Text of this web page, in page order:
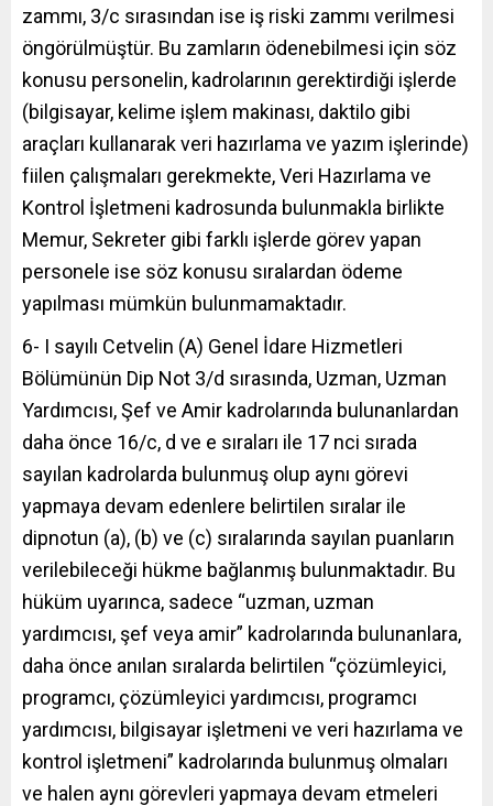
zammı, 3/c sırasından ise iş riski zammı verilmesi
öngörülmüştür. Bu zamların ödenebilmesi için söz
konusu personelin, kadrolarının gerektirdiği işlerde
(bilgisayar, kelime işlem makinası, daktilo gibi
araçları kullanarak veri hazırlama ve yazım işlerinde)
fiilen çalışmaları gerekmekte, Veri Hazırlama ve
Kontrol İşletmeni kadrosunda bulunmakla birlikte
Memur, Sekreter gibi farklı işlerde görev yapan
personele ise söz konusu sıralardan ödeme
yapılması mümkün bulunmamaktadır.
6- I sayılı Cetvelin (A) Genel İdare Hizmetleri
Bölümünün Dip Not 3/d sırasında, Uzman, Uzman
Yardımcısı, Şef ve Amir kadrolarında bulunanlardan
daha önce 16/c, d ve e sıraları ile 17 nci sırada
sayılan kadrolarda bulunmuş olup aynı görevi
yapmaya devam edenlere belirtilen sıralar ile
dipnotun (a), (b) ve (c) sıralarında sayılan puanların
verilebileceği hükme bağlanmış bulunmaktadır. Bu
hüküm uyarınca, sadece “uzman, uzman
yardımcısı, şef veya amir” kadrolarında bulunanlara,
daha önce anılan sıralarda belirtilen “çözümleyici,
programcı, çözümleyici yardımcısı, programcı
yardımcısı, bilgisayar işletmeni ve veri hazırlama ve
kontrol işletmeni” kadrolarında bulunmuş olmaları
ve halen aynı görevleri yapmaya devam etmeleri